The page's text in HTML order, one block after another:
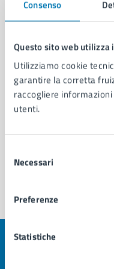
Consenso
Questo sito web utilizza
Utilizziamo cookie
garantire la corretta
raccogliere
utenti.
delNecessari
Preferenze
Statistiche
Ordinanza
Quanto sono